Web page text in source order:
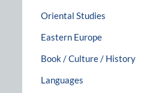
Oriental Studies
Eastern Europe
Book / Culture / History
Languages